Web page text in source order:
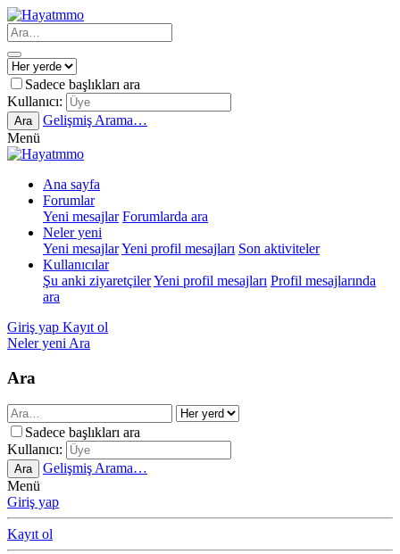
Sadece başlıkları ara
Kullanıcı:
Ara
Gelişmiş Arama…
Menü
Ana sayfa
Forumlar
Yeni mesajlar Forumlarda ara
Neler yeni
Yeni mesajlarYeni profil mesajları Son aktiviteler
Kullanıcılar
Şu anki ziyaretçilerYeni profil mesajları Profil mesajlarında
ara
Giriş yap Kayıt ol
Neler yeni Ara
Ara
Sadece başlıkları ara
Kullanıcı:
Ara
Gelişmiş Arama…
Menü
Giriş yap
Kayıt ol